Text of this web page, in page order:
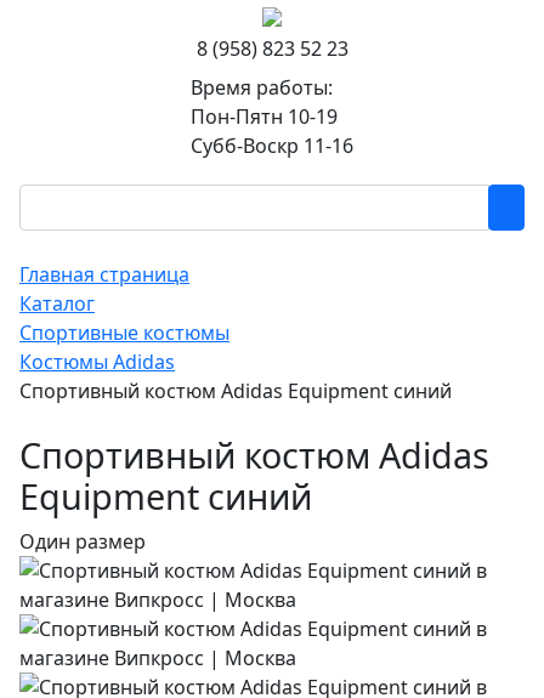
8 (958) 823 52 23
Время работы:
Пон-Пятн 10-19
Субб-Воскр 11-16
Главная страница
Каталог
Спортивные костюмы
Костюмы Adidas
Спортивный костюм Adidas Equipment синий
Спортивный костюм Adidas
Equipment синий
Один размер